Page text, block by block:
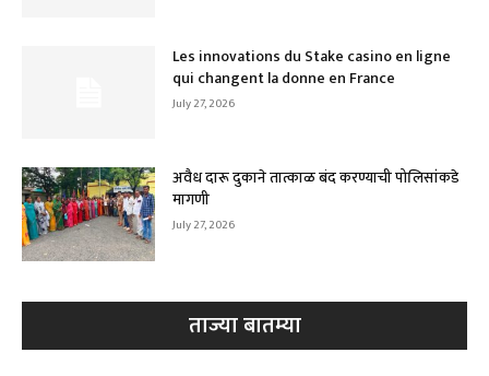
Les innovations du Stake casino en ligne
qui changent la donne en France
July 27, 2026
अवैध दारू दुकाने तात्काळ बंद करण्याची पोलिसांकडे
मागणी
July 27, 2026
ताज्या बातम्या